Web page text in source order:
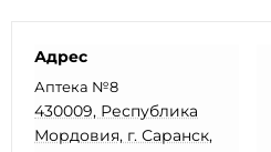
Адрес
Аптека №8
430009, Республика
Мордовия, г. Саранск,